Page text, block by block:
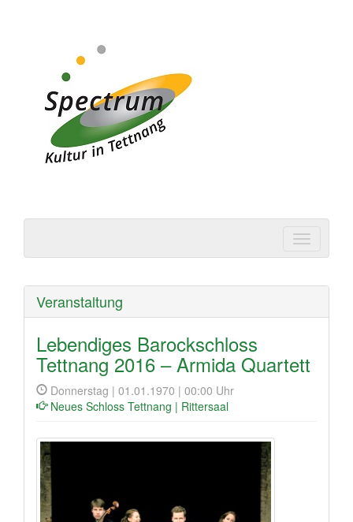
Tettnang
Veranstaltung
Lebendiges Barockschloss
Tettnang 2016 – Armida Quartett
Donnerstag | 01.01.1970 | 00:00 Uhr
Neues Schloss Tettnang | Rittersaal